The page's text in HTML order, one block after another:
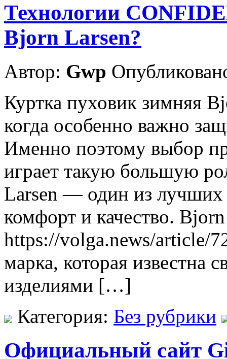
Технологии
Bjorn Larsen?
Автор: Gwp
Куртка пуховик зимняя
когда особенно важно
Именно поэтому выбор
играет такую большую
Larsen — один из лучших
комфорт и качество.
https://volga.news/article/
марка, которая известна
изделиями […]
Категория: Без рубрики
Официальный сайт